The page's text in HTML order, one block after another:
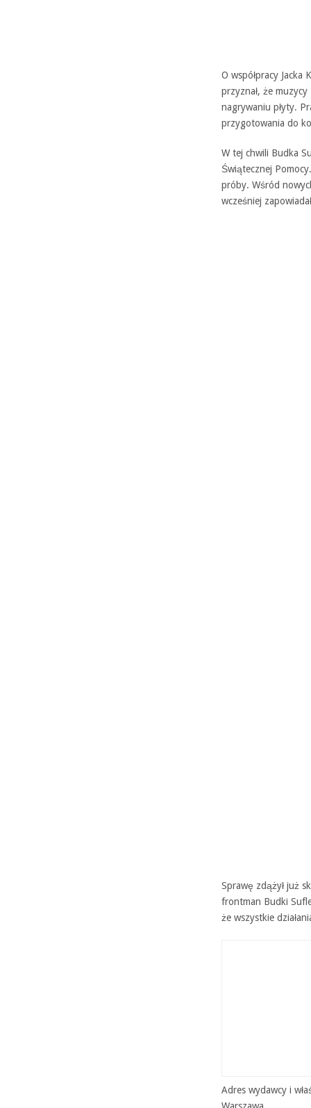
O współpracy
przyznał, że
nagrywaniu płyty.
przygotowania do
W tej chwili Budka
Świątecznej
próby. Wśród
wcześniej
Sprawę zdążył już
frontman Budki
że wszystkie
Adres wydawcy i
Warszawa.